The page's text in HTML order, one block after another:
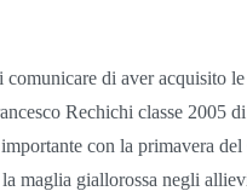
di aver acquisito
Rechichi classe 2005
con la primavera
maglia giallorossa negli